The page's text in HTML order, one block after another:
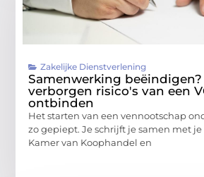
Zakelijke Dienstverlening
Samenwerking beëindigen?
verborgen risico's van een
ontbinden
Het starten van een vennootschap
zo gepiept. Je schrijft je samen met
Kamer van Koophandel en